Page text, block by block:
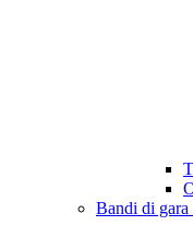
Bandi di gara